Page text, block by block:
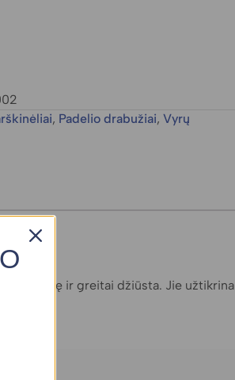
, Padelio drabužiai, Vyrų
drėgmę ir greitai džiūsta. Jie užtikrina